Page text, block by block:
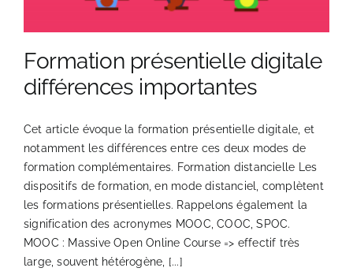
Formation présentielle digitale
différences importantes
Cet article évoque la formation présentielle digitale, et
notamment les différences entre ces deux modes de
formation complémentaires. Formation distancielle Les
dispositifs de formation, en mode distanciel, complètent
les formations présentielles. Rappelons également la
signification des acronymes MOOC, COOC, SPOC.
MOOC : Massive Open Online Course => effectif très
large, souvent hétérogène, [...]